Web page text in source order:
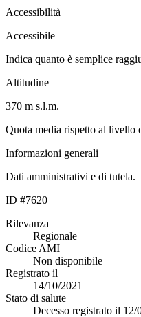
Accessibilità
Accessibile
Indica quanto è semplice
Altitudine
370 m s.l.m.
Quota media rispetto al livello
Informazioni generali
Dati amministrativi e di tutela.
ID #7620
Rilevanza
Regionale
Codice AMI
Non disponibile
Registrato il
14/10/2021
Stato di salute
Decesso registrato il 12/